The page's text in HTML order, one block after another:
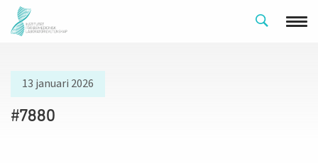
13 januari 2026
#7880